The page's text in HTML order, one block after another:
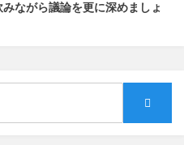
ながら議論を更に深めましょ